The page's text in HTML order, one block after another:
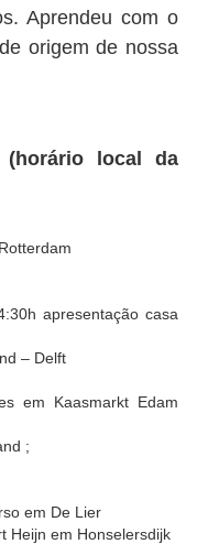
Aprendeu com o
origem de nossa
(horário local da
apresentação casa
– Delft
em Kaasmarkt Edam
;
em De Lier
Heijn em Honselersdijk